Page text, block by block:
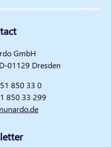
GmbH
01129 Dresden
850 33 0
850 33 299